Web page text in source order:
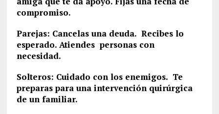
compromiso.
Parejas: Cancelas una deuda. Recibes lo
esperado. Atiendes personas con
necesidad.
Solteros: Cuidado con los enemigos. Te
preparas para una intervención quirúrgica
de un familiar.